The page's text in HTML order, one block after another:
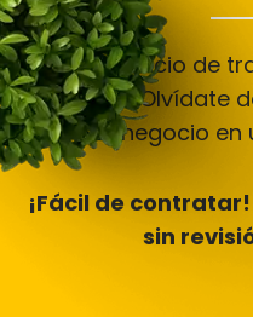
¡Tu espacio de
negocios! Olvídate
tu negocio en
¡Fácil de
sin